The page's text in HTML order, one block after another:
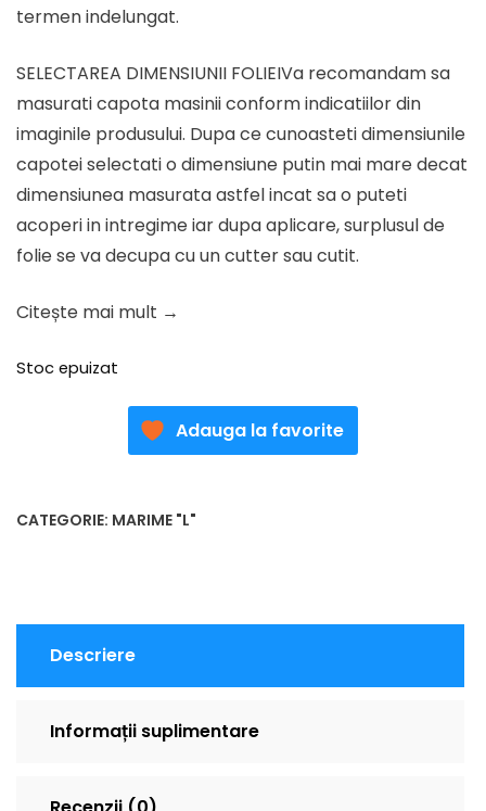
termen indelungat.
SELECTAREA DIMENSIUNII FOLIEIVa recomandam sa
masurati capota masinii conform indicatiilor din
imaginile produsului. Dupa ce cunoasteti dimensiunile
capotei selectati o dimensiune putin mai mare decat
dimensiunea masurata astfel incat sa o puteti
acoperi in intregime iar dupa aplicare, surplusul de
folie se va decupa cu un cutter sau cutit.
Citește mai mult →
Stoc epuizat
Adauga la favorite
CATEGORIE: MARIME "L"
Descriere
Informații suplimentare